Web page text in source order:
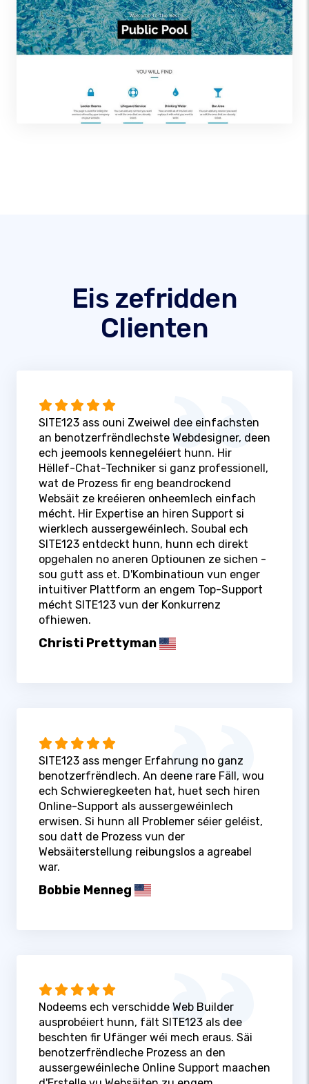
Eis zefridden
Clienten
SITE123 ass ouni Zweiwel dee einfachsten
an benotzerfrëndlechste Webdesigner, deen
ech jeemools kennegeléiert hunn. Hir
Hëllef-Chat-Techniker si ganz professionell,
wat de Prozess fir eng beandrockend
Websäit ze kreéieren onheemlech einfach
mécht. Hir Expertise an hiren Support si
wierklech aussergewéinlech. Soubal ech
SITE123 entdeckt hunn, hunn ech direkt
opgehalen no aneren Optiounen ze sichen -
sou gutt ass et. D'Kombinatioun vun enger
intuitiver Plattform an engem Top-Support
mécht SITE123 vun der Konkurrenz
ofhiewen.
Christi Prettyman
SITE123 ass menger Erfahrung no ganz
benotzerfrëndlech. An deene rare Fäll, wou
ech Schwieregkeeten hat, huet sech hiren
Online-Support als aussergewéinlech
erwisen. Si hunn all Problemer séier geléist,
sou datt de Prozess vun der
Websäiterstellung reibungslos a agreabel
war.
Bobbie Menneg
Nodeems ech verschidde Web Builder
ausprobéiert hunn, fält SITE123 als dee
beschten fir Ufänger wéi mech eraus. Säi
benotzerfrëndleche Prozess an den
aussergewéinleche Online Support maachen